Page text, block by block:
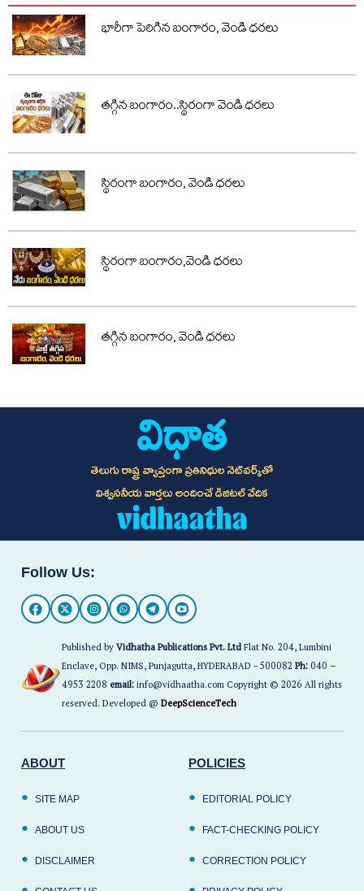
భారీగా పెరిగిన బంగారం, వెండి ధరలు
తగ్గిన బంగారం..స్థిరంగా వెండి ధరలు
స్థిరంగా బంగారం, వెండి ధరలు
స్థిరంగా బంగారం,వెండి ధరలు
తగ్గిన బంగారం, వెండి ధరలు
తెలుగు రాష్ట్ర వ్యాప్తంగా ప్రతినిధుల నెట్‌వర్క్‌తో
విశ్వసనీయ వార్తలు అందించే డిజిటల్ వేదిక
Follow Us:
Published byVidhatha Publications Pvt. LtdFlat No. 204, Lumbini
Enclave, Opp. NIMS, Punjagutta, HYDERABAD - 500082Ph:040 –
4953 2208 email:info@vidhaatha.com Copyright © 2026 All rights
reserved. Developed @DeepScienceTech
ABOUT
SITE MAP
ABOUT US
DISCLAIMER
POLICIES
EDITORIAL POLICY
FACT-CHECKING POLICY
CORRECTION POLICY